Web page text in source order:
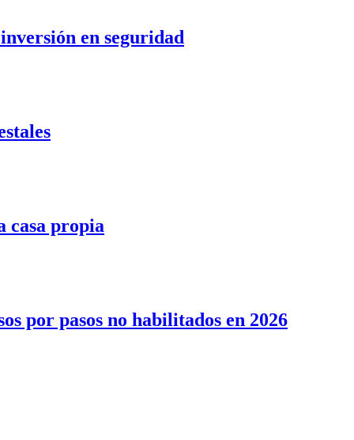
en seguridad
casa propia
por pasos no habilitados en 2026